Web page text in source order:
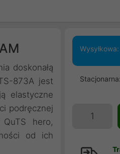
doskonałą
873A jest
elastyczne
podręcznej
hero,
od ich
Wysyłkowa:
Stacjonarna: